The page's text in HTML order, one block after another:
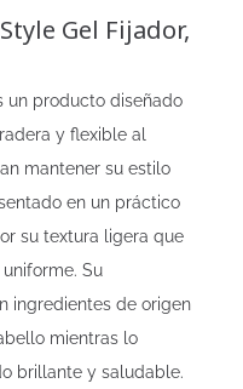
Gel Fijador,
un producto diseñado
y flexible al
mantener su estilo
en un práctico
su textura ligera que
Su
ingredientes de origen
mientras lo
brillante y saludable.